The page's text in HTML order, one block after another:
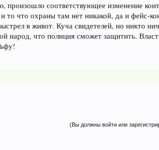
соответствующее изменение
то что охраны там нет никакой, да и фейс-
в живот. Куча свидетелей, но никто
народ, что полиция сможет защитить.
(Вы должны войти или